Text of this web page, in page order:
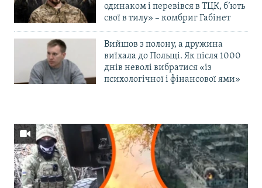
одинаком і перевівся в ТЦК, б’ють
свої в тилу» – комбриг Габінет
Вийшов з полону, а дружина
виїхала до Польщі. Як після 1000
днів неволі вибратися «із
психологічної і фінансової ями»